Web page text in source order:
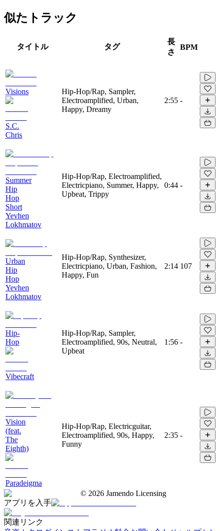
似たトラック
タイトル タグ
長
さ
BPM
Visions
S.C.
Chris
Hip-Hop/Rap, Sampler,
Electroamplified, Urban,
Happy, Dreamy
2:55 -
Summer
Hip
Hop
Short
Yevhen
Lokhmatov
Hip-Hop/Rap, Electroamplified,
Electricpiano, Summer, Happy,
Upbeat, Trippy
0:44 -
Urban
Hip
Hop
Yevhen
Lokhmatov
Hip-Hop/Rap, Synthesizer,
Electricpiano, Urban, Fashion,
Happy, Fun
2:14 107
Hip-
Hop
Vibecraft
Hip-Hop/Rap, Sampler,
Electroamplified, 90s, Neutral,
Upbeat
1:56 -
Vision
(feat.
The
Eighth)
Paradeigma
Hip-Hop/Rap, Electricguitar,
Electroamplified, 90s, Happy,
Funny
2:35 -
© 2026 Jamendo Licensing
アプリを入手
関連リンク